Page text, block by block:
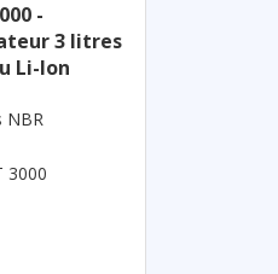
-
3 litres
Li-Ion
NBR
3000